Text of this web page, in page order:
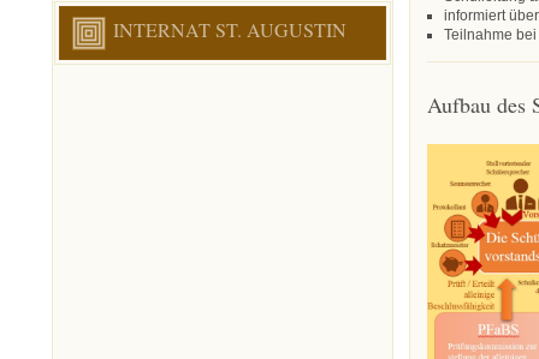
INTERNAT ST. AUGUSTIN
informiert
Teilnahme
Aufbau des